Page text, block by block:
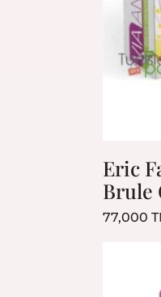
Eric
Brule
77,000